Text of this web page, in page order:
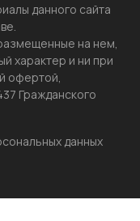
данного сайта
на нем,
характер и ни при
офертой,
Гражданского
данных